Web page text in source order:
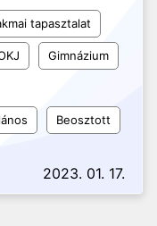
tapasztalat
Gimnázium
Beosztott
2023. 01. 17.